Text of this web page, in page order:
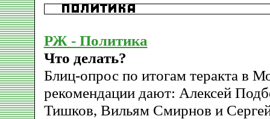
РЖ - Политика
Что делать?
Блиц-опрос по итогам теракта в
рекомендации дают: Алексей
Тишков, Вильям Смирнов и